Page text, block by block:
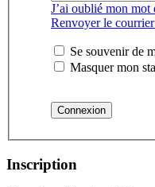
J’ai oublié mon mot
Renvoyer le
Se souvenir de
Masquer mon
Inscription